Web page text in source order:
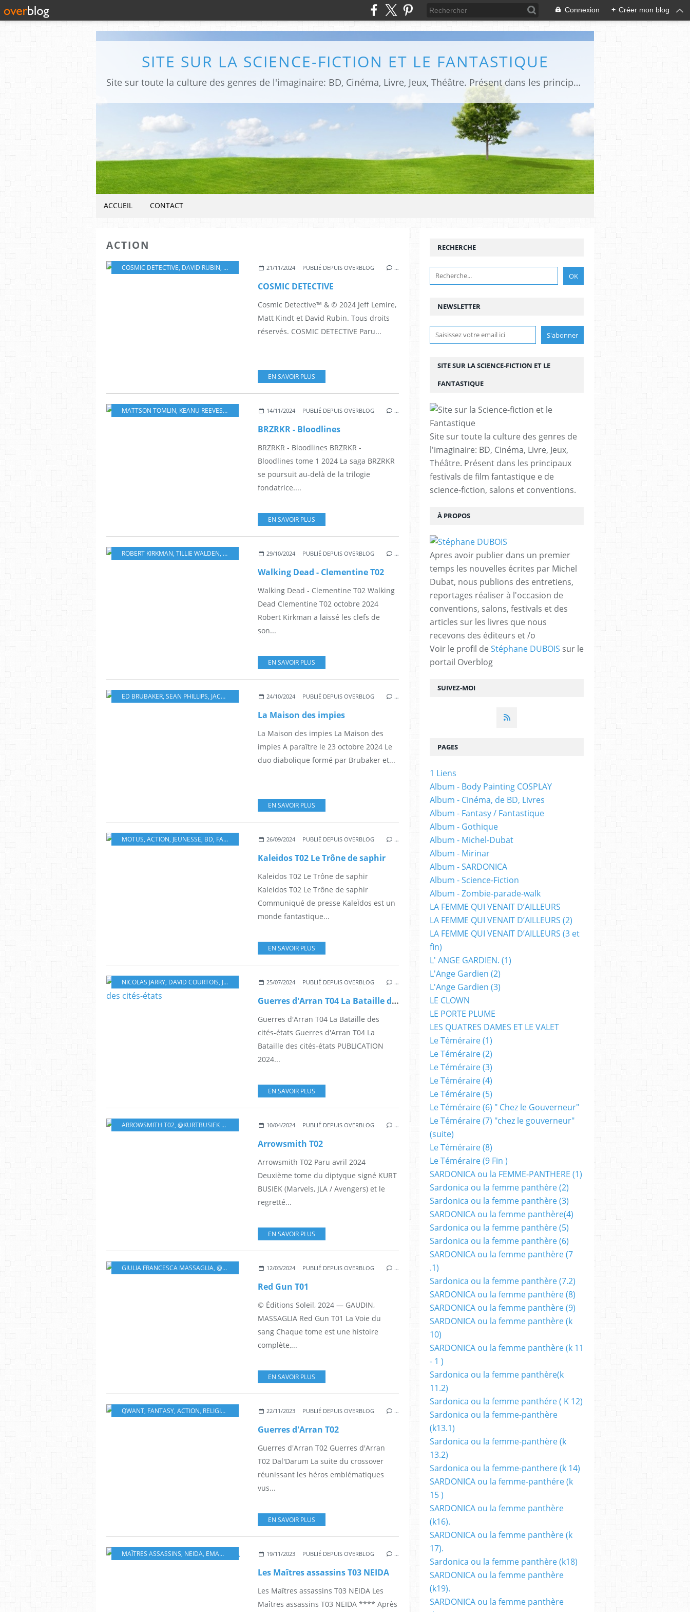
Connexion + Créer mon blog
SITE SUR LA SCIENCE-FICTION ET LE FANTASTIQUE
Site sur toute la culture des genres de l'imaginaire: BD, Cinéma, Livre, Jeux, Théâtre. Présent dans les principaux festivals de film fantastique e de science-fiction, salons et conventions.
ACCUEIL CONTACT
ACTION
COSMIC DETECTIVE, DAVID RUBIN, JEFF LEMIRE ,MATT KINDT ACTION ,AVENTURE,SCIENCE-FICTION POLAR,DIEU,RELIGION,THRILLER
21/11/2024 PUBLIÉ DEPUIS OVERBLOG …
COSMIC DETECTIVE
Cosmic Detective™ & © 2024 Jeff Lemire,
Matt Kindt et David Rubin. Tous droits
réservés. COSMIC DETECTIVE Paru...
EN SAVOIR PLUS
MATTSON TOMLIN, KEANU REEVES,STEVE SKROCE,REBEKAH ISAACS ,DAVE STEWART,DEE CUNNIFFE @PAULAZACETA @DEEZOID @UNEHEUREDEPEINE @REBEKAHISAACS @MATTSONTOMLIN
14/11/2024 PUBLIÉ DEPUIS OVERBLOG …
BRZRKR - Bloodlines
BRZRKR - Bloodlines BRZRKR -
Bloodlines tome 1 2024 La saga BRZRKR
se poursuit au-delà de la trilogie
fondatrice....
EN SAVOIR PLUS
ROBERT KIRKMAN, TILLIE WALDEN, ACTION JEUNESSE,AVENTURE,FANTASTIQUE,FANTASY
29/10/2024 PUBLIÉ DEPUIS OVERBLOG …
Walking Dead - Clementine T02
Walking Dead - Clementine T02 Walking
Dead Clementine T02 octobre 2024
Robert Kirkman a laissé les clefs de
son...
EN SAVOIR PLUS
ED BRUBAKER, SEAN PHILLIPS, JACOB PHILLIPS LA MAISON DES IMPIES,EROTISME,VIOLENCE, BD
24/10/2024 PUBLIÉ DEPUIS OVERBLOG …
La Maison des impies
La Maison des impies La Maison des
impies A paraître le 23 octobre 2024 Le
duo diabolique formé par Brubaker et...
EN SAVOIR PLUS
MOTUS, ACTION, JEUNESSE, BD, FANTASY SCIENCE-FICTION
26/09/2024 PUBLIÉ DEPUIS OVERBLOG …
Kaleidos T02 Le Trône de saphir
Kaleidos T02 Le Trône de saphir
Kaleidos T02 Le Trône de saphir
Communiqué de presse KaleÏdos est un
monde fantastique...
EN SAVOIR PLUS
NICOLAS JARRY, DAVID COURTOIS, J. NANJAN LIVIA PASTORE @DELCOURTTONKAM @DELCOURTBD @EDITIONSSOLEIL HTTPS:--TWITTER.COM-OVERBLOG @OVERBLOG FANTASY
25/07/2024 PUBLIÉ DEPUIS OVERBLOG …
Guerres d'Arran T04 La Bataille des cités-états
Guerres d'Arran T04 La Bataille des
cités-états Guerres d'Arran T04 La
Bataille des cités-états PUBLICATION
2024...
EN SAVOIR PLUS
ARROWSMITH T02, @KURTBUSIEK @DELCOURTTONKAM @DELCOURTBD @EDITIONSSOLEIL ,FANTASTIQUE,AUTEUR,ESOTÉRISME,ACTION ,FANTASY,DRAME
10/04/2024 PUBLIÉ DEPUIS OVERBLOG …
Arrowsmith T02
Arrowsmith T02 Paru avril 2024
Deuxième tome du diptyque signé KURT
BUSIEK (Marvels, JLA / Avengers) et le
regretté...
EN SAVOIR PLUS
GIULIA FRANCESCA MASSAGLIA, @DELCOURTBD @EDITIONS_SOLEIL , BD,ACTION,AVENTURE, WESTERN HORREUR
12/03/2024 PUBLIÉ DEPUIS OVERBLOG …
Red Gun T01
© Éditions Soleil, 2024 — GAUDIN,
MASSAGLIA Red Gun T01 La Voie du
sang Chaque tome est une histoire
complète,...
EN SAVOIR PLUS
QWANT, FANTASY, ACTION, RELIGIONS AVENTURE,DAL'DARUM,GUERRES D'ARRAN,NICOLAS JARRY J.NANJAN,GIOVANNI LORUSSO
22/11/2023 PUBLIÉ DEPUIS OVERBLOG …
Guerres d'Arran T02
Guerres d'Arran T02 Guerres d'Arran
T02 Dal'Darum La suite du crossover
réunissant les héros emblématiques
vus...
EN SAVOIR PLUS
MAÎTRES ASSASSINS, NEIDA, EMANUELA NEGRIN , SOLEIL,FANTASY,HÉROIC FANTASY,ALESSIA NOCERA LUCIO LEONI
19/11/2023 PUBLIÉ DEPUIS OVERBLOG …
Les Maîtres assassins T03 NEIDA
Les Maîtres assassins T03 NEIDA Les
Maîtres assassins T03 NEIDA **** Après
NEWSLETTER
SUIVEZ-MOI
RECHERCHE
SITE SUR LA SCIENCE-FICTION ET LE
FANTASTIQUE
Site sur toute la culture des genres de
l'imaginaire: BD, Cinéma, Livre, Jeux,
Théâtre. Présent dans les principaux
festivals de film fantastique e de
science-fiction, salons et conventions.
À PROPOS
Apres avoir publier dans un premier
temps les nouvelles écrites par Michel
Dubat, nous publions des entretiens,
reportages réaliser à l'occasion de
conventions, salons, festivals et des
articles sur les livres que nous
recevons des éditeurs et /o
Voir le profil de Stéphane DUBOIS sur le
portail Overblog
PAGES
1 Liens
Album - Body Painting COSPLAY
Album - Cinéma, de BD, Livres
Album - Fantasy / Fantastique
Album - Gothique
Album - Michel-Dubat
Album - Mirinar
Album - SARDONICA
Album - Science-Fiction
Album - Zombie-parade-walk
LA FEMME QUI VENAIT D’AILLEURS
LA FEMME QUI VENAIT D’AILLEURS (2)
LA FEMME QUI VENAIT D’AILLEURS (3 et
fin)
L' ANGE GARDIEN. (1)
L'Ange Gardien (2)
L'Ange Gardien (3)
LE CLOWN
LE PORTE PLUME
LES QUATRES DAMES ET LE VALET
Le Téméraire (1)
Le Téméraire (2)
Le Téméraire (3)
Le Téméraire (4)
Le Téméraire (5)
Le Téméraire (6) " Chez le Gouverneur"
Le Téméraire (7) "chez le gouverneur"
(suite)
Le Téméraire (8)
Le Téméraire (9 Fin )
SARDONICA ou la FEMME-PANTHERE (1)
Sardonica ou la femme panthère (2)
Sardonica ou la femme panthère (3)
SARDONICA ou la femme panthère(4)
Sardonica ou la femme panthère (5)
Sardonica ou la femme panthère (6)
SARDONICA ou la femme panthère (7
.1)
Sardonica ou la femme panthère (7.2)
SARDONICA ou la femme panthère (8)
SARDONICA ou la femme panthère (9)
SARDONICA ou la femme panthère (k
10)
SARDONICA ou la femme panthère (k 11
- 1 )
Sardonica ou la femme panthère(k
11.2)
Sardonica ou la femme panthére ( K 12)
Sardonica ou la femme-panthère
(k13.1)
Sardonica ou la femme-panthère (k
13.2)
Sardonica ou la femme-panthere (k 14)
SARDONICA ou la femme-panthére (k
15 )
SARDONICA ou la femme panthère
(k16).
SARDONICA ou la femme panthère (k
17).
Sardonica ou la femme panthère (k18)
SARDONICA ou la femme panthère
(k19).
SARDONICA ou la femme panthère